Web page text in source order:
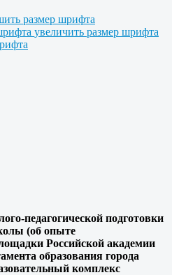
размер шрифта
увеличить размер шрифта
педагогической подготовки
(об опыте
Российской академии
образования города
комплекс